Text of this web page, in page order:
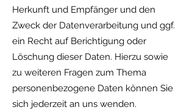
Herkunft und Empfänger und den
Zweck der Datenverarbeitung und ggf.
ein Recht auf Berichtigung oder
Löschung dieser Daten. Hierzu sowie
zu weiteren Fragen zum Thema
personenbezogene Daten können Sie
sich jederzeit an uns wenden.